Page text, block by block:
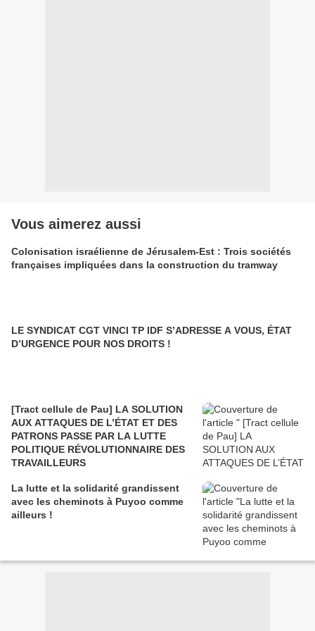
Vous aimerez aussi
Colonisation israélienne de Jérusalem-Est : Trois sociétés
françaises impliquées dans la construction du tramway
LE SYNDICAT CGT VINCI TP IDF S’ADRESSE A VOUS, ÉTAT
D’URGENCE POUR NOS DROITS !
[Tract cellule de Pau] LA SOLUTION
AUX ATTAQUES DE L’ÉTAT ET DES
PATRONS PASSE PAR LA LUTTE
POLITIQUE RÉVOLUTIONNAIRE DES
TRAVAILLEURS
La lutte et la solidarité grandissent
avec les cheminots à Puyoo comme
ailleurs !